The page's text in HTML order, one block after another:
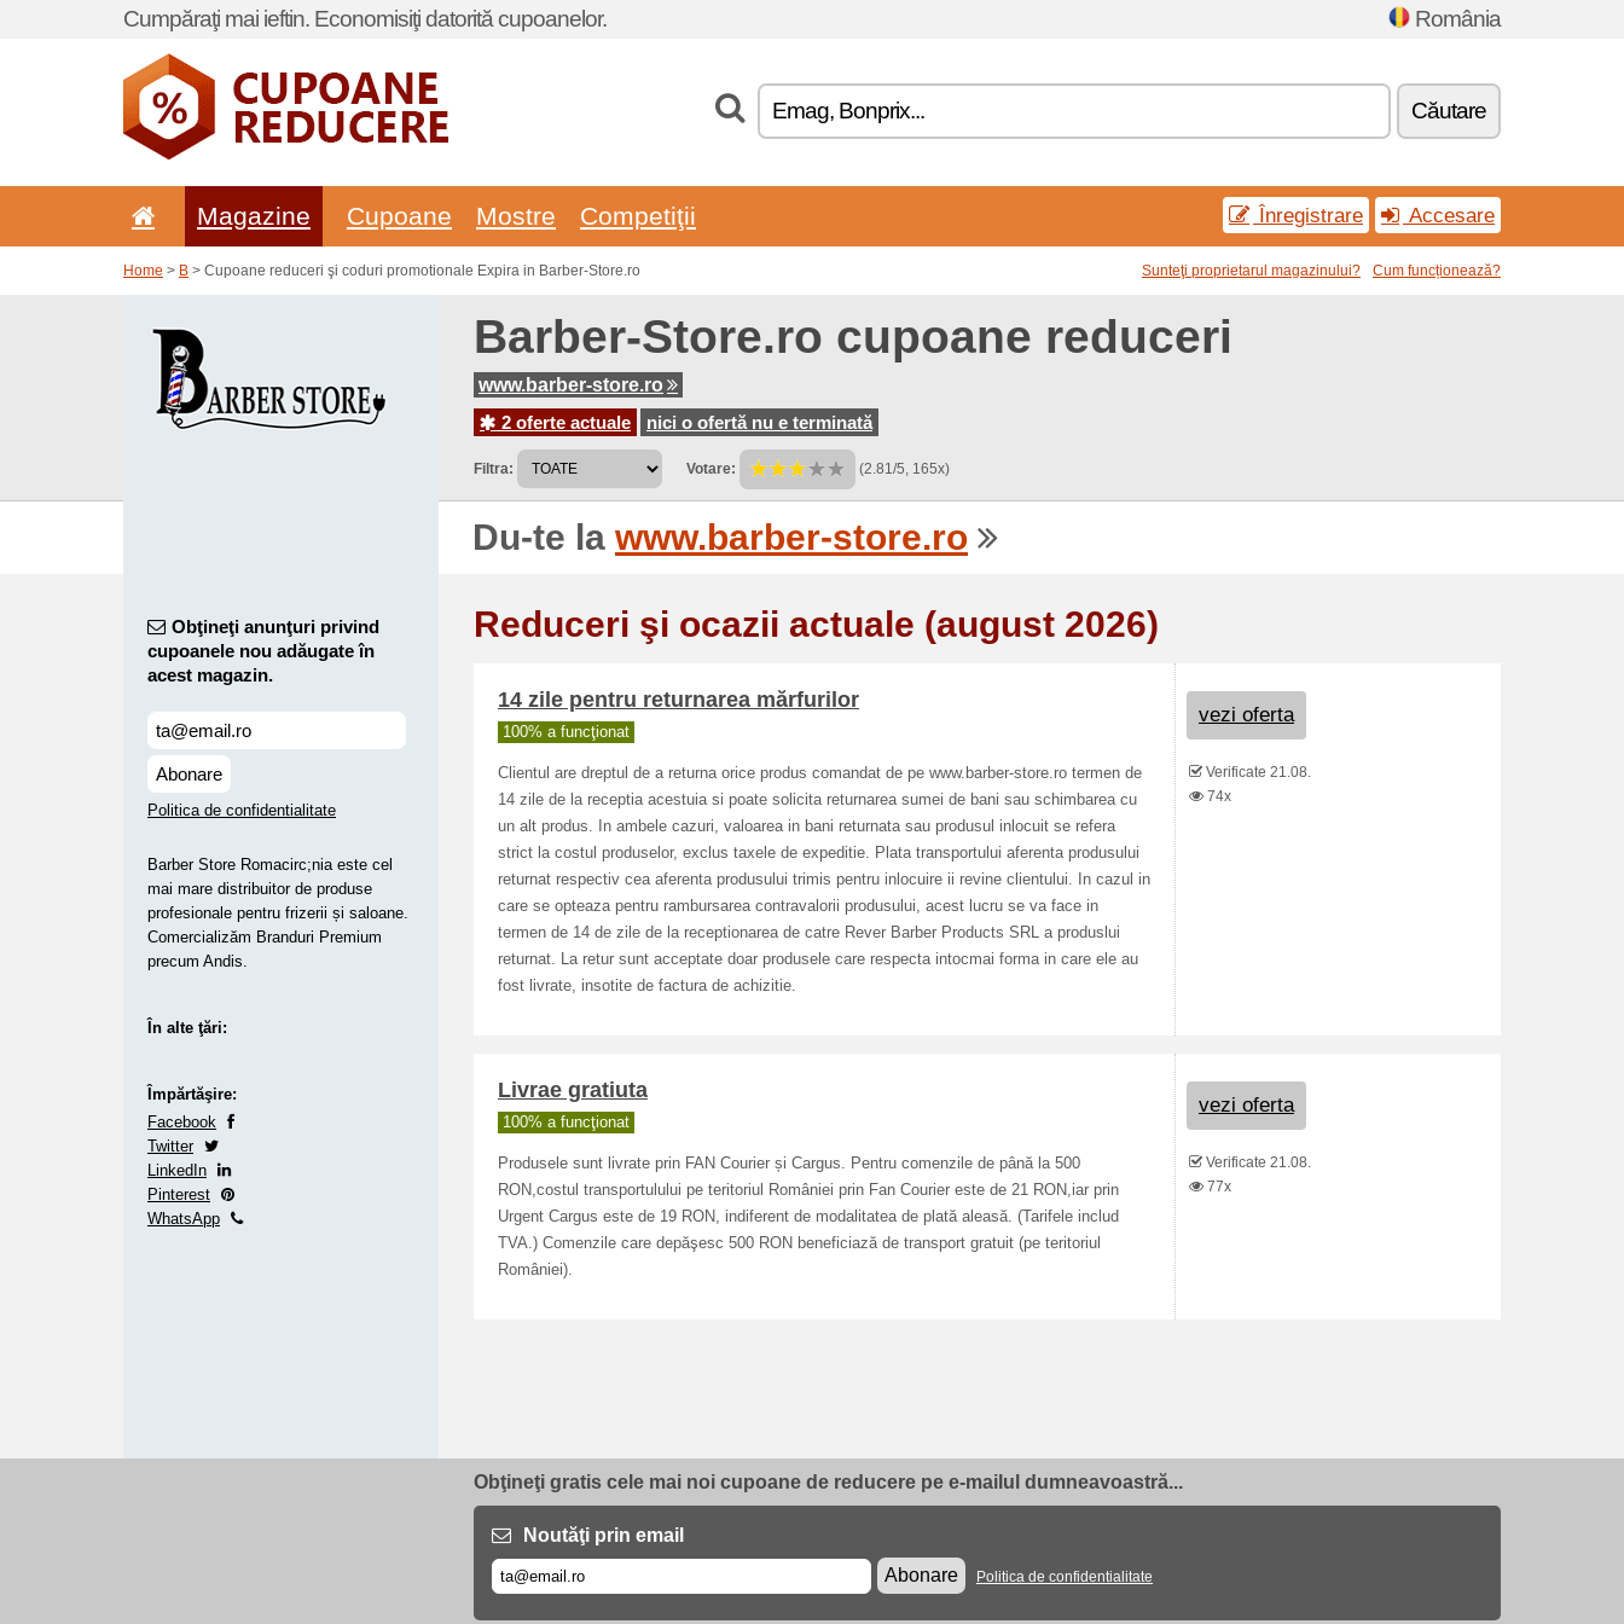
Cumpăraţi mai ieftin. Economisiţi datorită cupoanelor. România
Căutare
Magazine Cupoane Mostre Competiţii Înregistrare Accesare
Home > B > Cupoane reduceri şi coduri promotionale Expira in Barber-Store.ro Sunteţi proprietarul magazinului? Cum funcționează?
Barber-Store.ro cupoane reduceri
www.barber-store.ro
2 oferte actuale
nici o ofertă nu e terminată
Filtra: Votare: (2.81/5, 165x)
Du-te la www.barber-store.ro
Obţineţi anunţuri privind
cupoanele nou adăugate în
acest magazin.
Abonare
Politica de confidentialitate
Barber Store Romacirc;nia este cel
mai mare distribuitor de produse
profesionale pentru frizerii și saloane.
Comercializăm Branduri Premium
precum Andis.
În alte ţări:
Împărtăşire:
Facebook
Twitter
LinkedIn
Pinterest
WhatsApp
Reduceri şi ocazii actuale (august 2026)
14 zile pentru returnarea mărfurilor
100% a funcţionat
Clientul are dreptul de a returna orice produs comandat de pe www.barber-store.ro termen de
14 zile de la receptia acestuia si poate solicita returnarea sumei de bani sau schimbarea cu
un alt produs. In ambele cazuri, valoarea in bani returnata sau produsul inlocuit se refera
strict la costul produselor, exclus taxele de expeditie. Plata transportului aferenta produsului
returnat respectiv cea aferenta produsului trimis pentru inlocuire ii revine clientului. In cazul in
care se opteaza pentru rambursarea contravalorii produsului, acest lucru se va face in
termen de 14 de zile de la receptionarea de catre Rever Barber Products SRL a produslui
returnat. La retur sunt acceptate doar produsele care respecta intocmai forma in care ele au
fost livrate, insotite de factura de achizitie.
vezi oferta
Verificate 21.08.
74x
Livrae gratiuta
100% a funcţionat
Produsele sunt livrate prin FAN Courier și Cargus. Pentru comenzile de până la 500
RON,costul transportulului pe teritoriul României prin Fan Courier este de 21 RON,iar prin
Urgent Cargus este de 19 RON, indiferent de modalitatea de plată aleasă. (Tarifele includ
TVA.) Comenzile care depăşesc 500 RON beneficiază de transport gratuit (pe teritoriul
României).
vezi oferta
Verificate 21.08.
77x
Obţineţi gratis cele mai noi cupoane de reducere pe e-mailul dumneavoastră...
Noutăţi prin email
Abonare
Politica de confidentialitate